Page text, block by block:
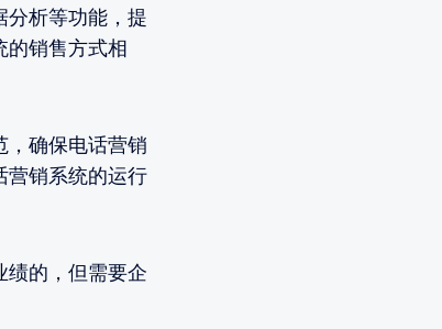
分析等功能，提
的销售方式相
，确保电话营销
营销系统的运行
绩的，但需要企